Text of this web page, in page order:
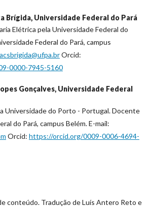
Brígida, Universidade Federal do Pará
Elétrica pela Universidade Federal do
Federal do Pará, campus
acsbrigida@ufpa.brOrcid:
0000-7945-5160
Gonçalves, Universidade Federal
Universidade do Porto - Portugal. Docente
do Pará, campus Belém. E-mail:
Orcid: https://orcid.org/0009-0006-4694-
conteúdo. Tradução de Luís Antero Reto e